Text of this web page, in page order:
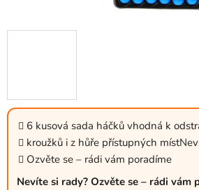
6 kusová sada háčků vhodná k
kroužků i z hůře přístupných
Ozvěte se – rádi vám poradíme
Nevíte si rady? Ozvěte se – rádi vám